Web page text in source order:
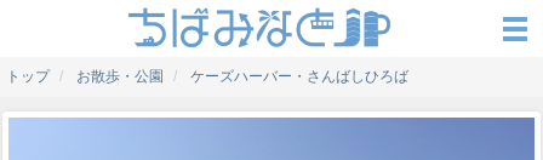
トップ お散歩・公園 ケーズハーバー・さんばしひろば